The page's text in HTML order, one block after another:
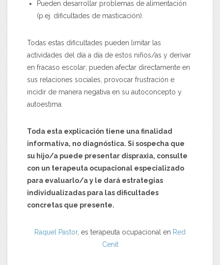
Pueden desarrollar problemas de alimentación
(p.ej. dificultades de masticación).
Todas estas dificultades pueden limitar las
actividades del día a día de estos niños/as y derivar
en fracaso escolar; pueden afectar directamente en
sus relaciones sociales, provocar frustración e
incidir de manera negativa en su autoconcepto y
autoestima.
Toda esta explicación tiene una finalidad
informativa, no diagnóstica. Si sospecha que
su hijo/a puede presentar dispraxia, consulte
con un terapeuta ocupacional especializado
para evaluarlo/a y le dará estrategias
individualizadas para las dificultades
concretas que presente.
Raquel Pastor, es terapeuta ocupacional en Red
Cenit